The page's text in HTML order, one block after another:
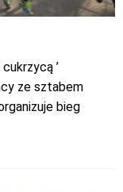
’
ze sztabem
bieg